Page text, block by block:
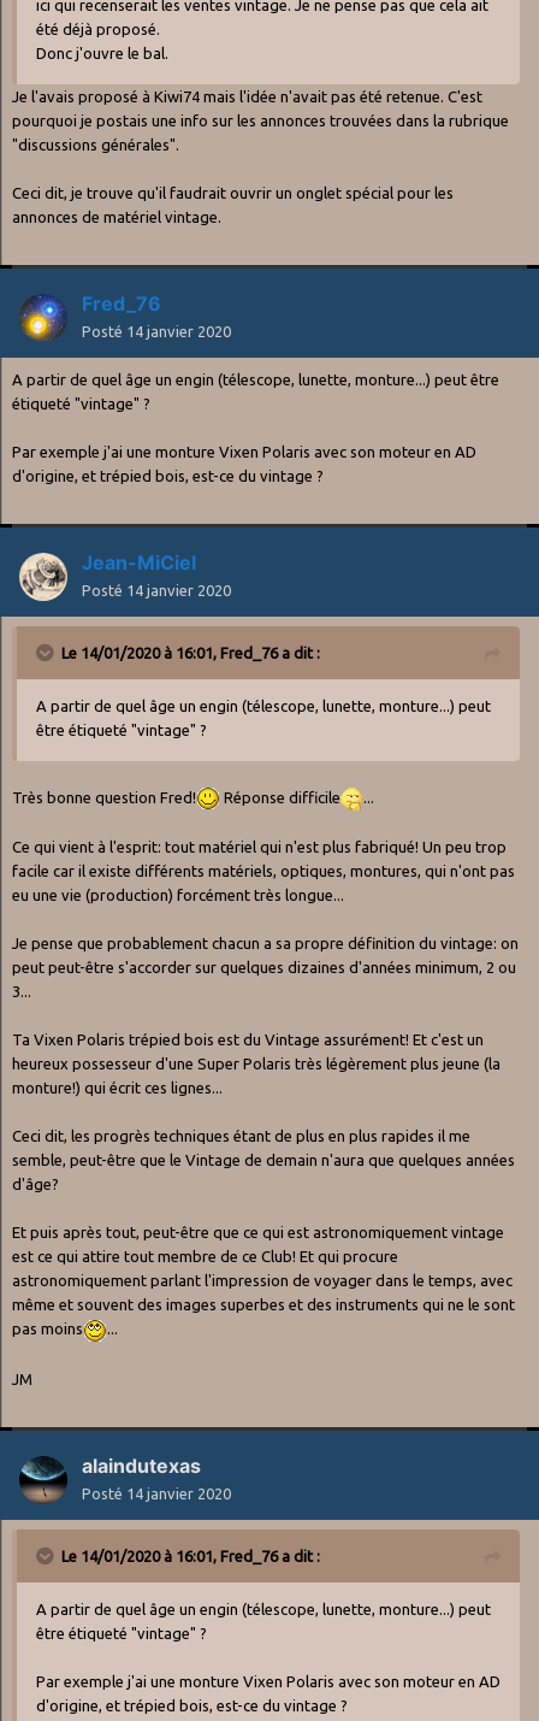
ici qui recenserait les ventes vintage. Je ne pense pas que cela ait
été déjà proposé.
Donc j'ouvre le bal.
Je l'avais proposé à Kiwi74 mais l'idée n'avait pas été retenue. C'est
pourquoi je postais une info sur les annonces trouvées dans la rubrique
"discussions générales".
Ceci dit, je trouve qu'il faudrait ouvrir un onglet spécial pour les
annonces de matériel vintage.
Fred_76
Posté 14 janvier 2020
A partir de quel âge un engin (télescope, lunette, monture...) peut être
étiqueté "vintage" ?
Par exemple j'ai une monture Vixen Polaris avec son moteur en AD
d'origine, et trépied bois, est-ce du vintage ?
Jean-MiCiel
Posté 14 janvier 2020
Le 14/01/2020 à 16:01, Fred_76a dit :
A partir de quel âge un engin (télescope, lunette, monture...) peut
être étiqueté "vintage" ?
Très bonne question Fred! Réponse difficile
Ce qui vient à l'esprit: tout matériel qui n'est plus fabriqué! Un peu trop
facile car il existe différents matériels, optiques, montures, qui n'ont pas
eu une vie (production) forcément très longue...
Je pense que probablement chacun a sa propre définition du vintage: on
peut peut-être s'accorder sur quelques dizaines d'années minimum, 2 ou
3...
Ta Vixen Polaris trépied bois est du Vintage assurément! Et c'est un
heureux possesseur d'une Super Polaris très légèrement plus jeune (la
monture!) qui écrit ces lignes...
Ceci dit, les progrès techniques étant de plus en plus rapides il me
semble, peut-être que le Vintage de demain n'aura que quelques années
d'âge?
Et puis après tout, peut-être que ce qui est astronomiquement vintage
est ce qui attire tout membre de ce Club! Et qui procure
astronomiquement parlant l'impression de voyager dans le temps, avec
même et souvent des images superbes et des instruments qui ne le sont
pas moins
...
JM
alaindutexas
Posté 14 janvier 2020
Le 14/01/2020 à 16:01, Fred_76a dit :
A partir de quel âge un engin (télescope, lunette, monture...) peut
être étiqueté "vintage" ?
Par exemple j'ai une monture Vixen Polaris avec son moteur en AD
d'origine, et trépied bois, est-ce du vintage ?